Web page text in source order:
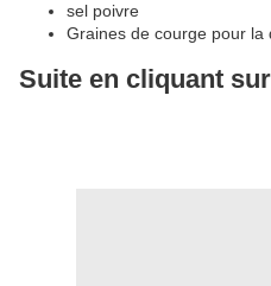
sel poivre
Graines de courge pour la
Suite en cliquant sur